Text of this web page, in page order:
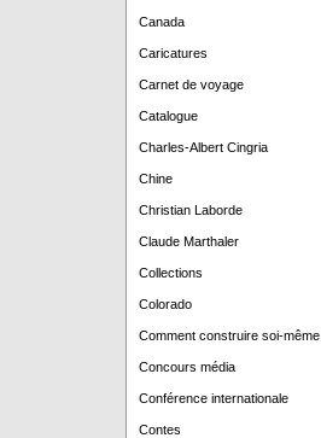
Canada
Caricatures
Carnet de voyage
Catalogue
Charles-Albert Cingria
Chine
Christian Laborde
Claude Marthaler
Collections
Colorado
Comment construire soi-même
Concours média
Conférence internationale
Contes